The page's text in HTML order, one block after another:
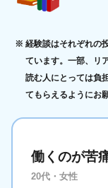
経験談はそれぞれの
ています。一部、リ
読む人にとっては負
てもらえるようにお
働くのが苦
20代・女性